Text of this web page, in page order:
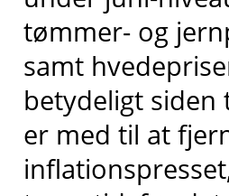
tømmer- og
samt
betydeligt siden
er med til at